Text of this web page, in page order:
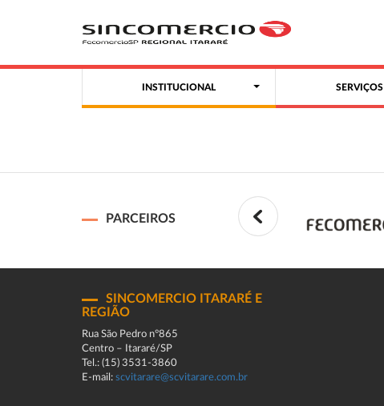
INSTITUCIONAL SERVIÇOS
PARCEIROS
SINCOMERCIO ITARARÉ E
REGIÃO
Rua São Pedro n°865
Centro – Itararé/SP
Tel.: (15) 3531-3860
E-mail: scvitarare@scvitarare.com.br